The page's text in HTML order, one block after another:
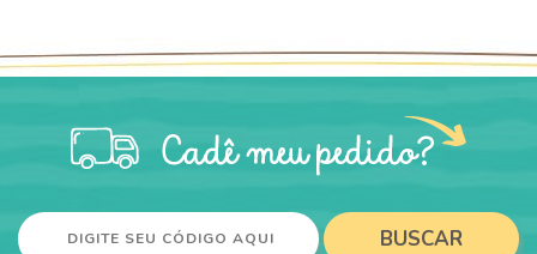
BUSCAR